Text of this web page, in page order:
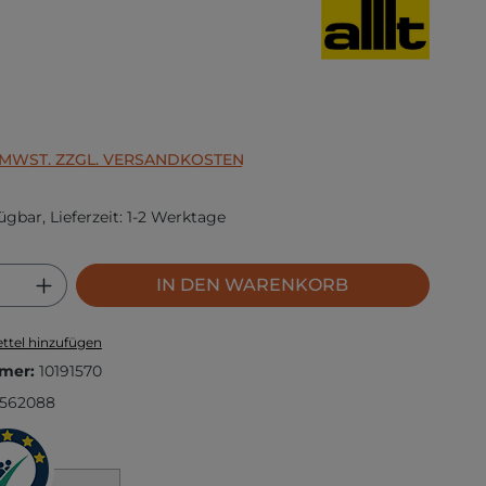
ZZGL. VERSANDKOSTEN
Lieferzeit: 1-2 Werktage
Gib den gewünschten Wert
IN DEN WARENKORB
hinzufügen
10191570